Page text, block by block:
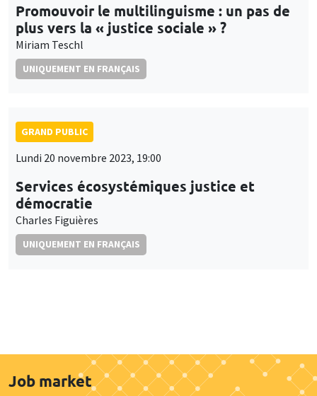
Promouvoir le multilinguisme : un pas de
plus vers la « justice sociale » ?
Miriam Teschl
UNIQUEMENT EN FRANÇAIS
GRAND PUBLIC
Lundi 20 novembre 2023, 19:00
Services écosystémiques justice et
démocratie
Charles Figuières
UNIQUEMENT EN FRANÇAIS
Job market